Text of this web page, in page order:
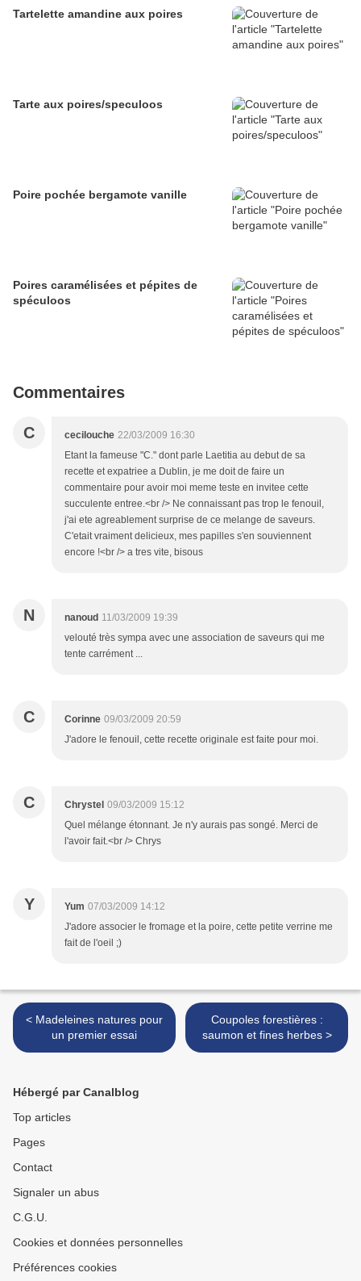
Tartelette amandine aux poires
Tarte aux poires/speculoos
Poire pochée bergamote vanille
Poires caramélisées et pépites de
spéculoos
Commentaires
C cecilouche 22/03/2009 16:30
Etant la fameuse "C." dont parle Laetitia au debut de sa
recette et expatriee a Dublin, je me doit de faire un
commentaire pour avoir moi meme teste en invitee cette
succulente entree.<br /> Ne connaissant pas trop le fenouil,
j'ai ete agreablement surprise de ce melange de saveurs.
C'etait vraiment delicieux, mes papilles s'en souviennent
encore !<br /> a tres vite, bisous
N nanoud 11/03/2009 19:39
velouté très sympa avec une association de saveurs qui me
tente carrément ...
C Corinne 09/03/2009 20:59
J'adore le fenouil, cette recette originale est faite pour moi.
C Chrystel 09/03/2009 15:12
Quel mélange étonnant. Je n'y aurais pas songé. Merci de
l'avoir fait.<br /> Chrys
Y Yum 07/03/2009 14:12
J'adore associer le fromage et la poire, cette petite verrine me
fait de l'oeil ;)
< Madeleines natures pour
un premier essai
Coupoles forestières :
saumon et fines herbes >
Hébergé par Canalblog
Top articles
Pages
Contact
Signaler un abus
C.G.U.
Cookies et données personnelles
Préférences cookies